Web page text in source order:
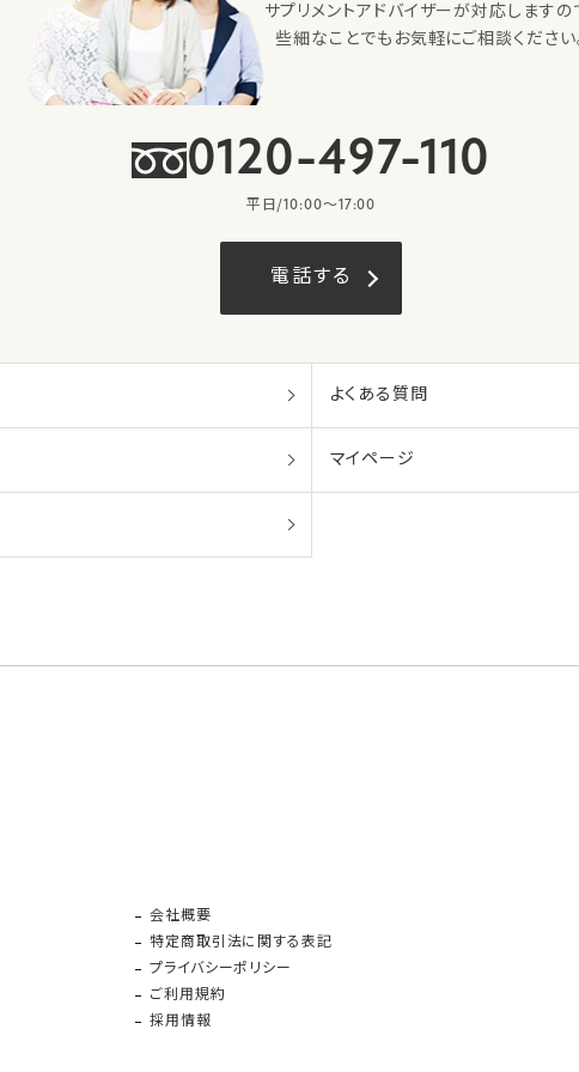
サプリメントアドバイザーが対応しますの
些細なことでもお気軽にご相談ください
0120-497-110
平日/10:00〜17:00
電話する
よくある質問
マイページ
会社概要
特定商取引法に関する表記
プライバシーポリシー
ご利用規約
採用情報